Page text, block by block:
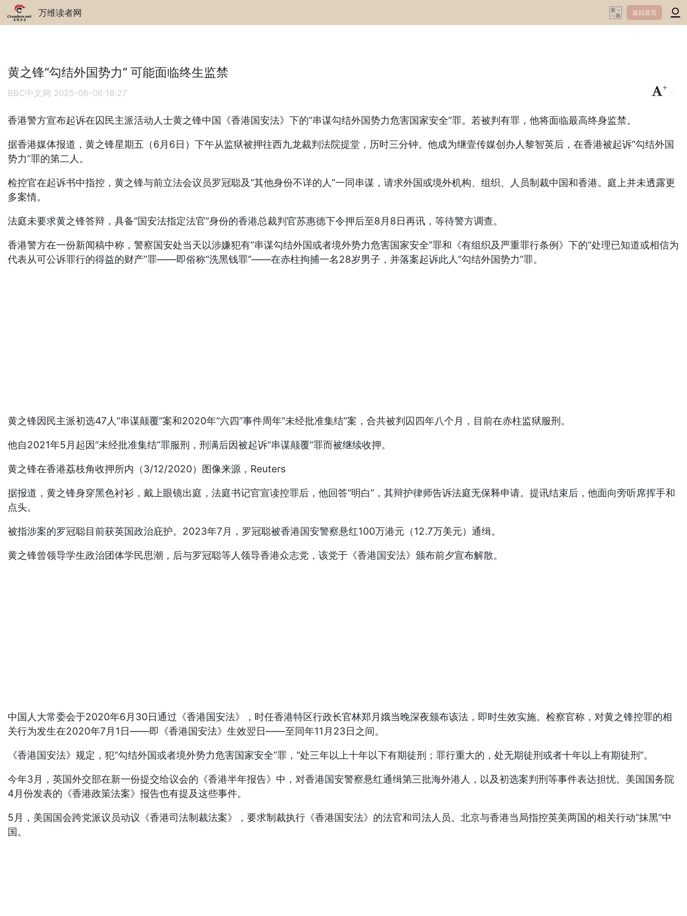
万维读者网 返回首页
黄之锋“勾结外国势力” 可能面临终生监禁
BBC中文网 2025-06-06 18:27
+
香港警方宣布起诉在囚民主派活动人士黄之锋中国《香港国安法》下的“串谋勾结外国势力危害国家安全”罪。若被判有罪，他将面临最高终身监禁。
据香港媒体报道，黄之锋星期五（6月6日）下午从监狱被押往西九龙裁判法院提堂，历时三分钟。他成为继壹传媒创办人黎智英后，在香港被起诉“勾结外国
势力”罪的第二人。
检控官在起诉书中指控，黄之锋与前立法会议员罗冠聪及“其他身份不详的人”一同串谋，请求外国或境外机构、组织、人员制裁中国和香港。庭上并未透露更
多案情。
法庭未要求黄之锋答辩，具备“国安法指定法官”身份的香港总裁判官苏惠德下令押后至8月8日再讯，等待警方调查。
香港警方在一份新闻稿中称，警察国安处当天以涉嫌犯有“串谋勾结外国或者境外势力危害国家安全”罪和《有组织及严重罪行条例》下的“处理已知道或相信为
代表从可公诉罪行的得益的财产”罪——即俗称“洗黑钱罪”——在赤柱拘捕一名28岁男子，并落案起诉此人“勾结外国势力”罪。
黄之锋因民主派初选47人“串谋颠覆”案和2020年“六四”事件周年“未经批准集结”案，合共被判囚四年八个月，目前在赤柱监狱服刑。
他自2021年5月起因“未经批准集结”罪服刑，刑满后因被起诉“串谋颠覆”罪而被继续收押。
黄之锋在香港荔枝角收押所内（3/12/2020）图像来源，Reuters
据报道，黄之锋身穿黑色衬衫，戴上眼镜出庭，法庭书记官宣读控罪后，他回答“明白”，其辩护律师告诉法庭无保释申请。提讯结束后，他面向旁听席挥手和
点头。
被指涉案的罗冠聪目前获英国政治庇护。2023年7月，罗冠聪被香港国安警察悬红100万港元（12.7万美元）通缉。
黄之锋曾领导学生政治团体学民思潮，后与罗冠聪等人领导香港众志党，该党于《香港国安法》颁布前夕宣布解散。
中国人大常委会于2020年6月30日通过《香港国安法》，时任香港特区行政长官林郑月娥当晚深夜颁布该法，即时生效实施。检察官称，对黄之锋控罪的相
关行为发生在2020年7月1日——即《香港国安法》生效翌日——至同年11月23日之间。
《香港国安法》规定，犯“勾结外国或者境外势力危害国家安全”罪，“处三年以上十年以下有期徒刑；罪行重大的，处无期徒刑或者十年以上有期徒刑”。
今年3月，英国外交部在新一份提交给议会的《香港半年报告》中，对香港国安警察悬红通缉第三批海外港人，以及初选案判刑等事件表达担忧。美国国务院
4月份发表的《香港政策法案》报告也有提及这些事件。
5月，美国国会跨党派议员动议《香港司法制裁法案》，要求制裁执行《香港国安法》的法官和司法人员。北京与香港当局指控英美两国的相关行动“抹黑”中
国。